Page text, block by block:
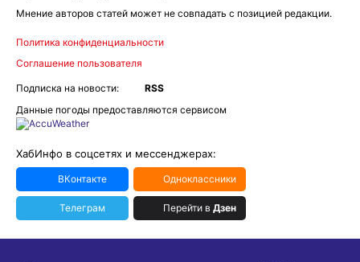
Мнение авторов статей может не совпадать с позицией редакции.
Политика конфиденциальности
Соглашение пользователя
Подписка на новости:
RSS
Данные погоды предоставляются сервисом
ХабИнфо в соцсетях и мессенджерах:
ВКонтакте Одноклассники
Телеграм Перейти в Дзен